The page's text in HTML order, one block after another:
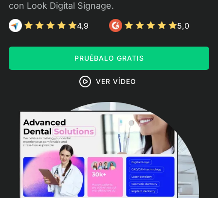
con Look Digital Signage.
4,9 5,0
PRUÉBALO GRATIS
VER VÍDEO